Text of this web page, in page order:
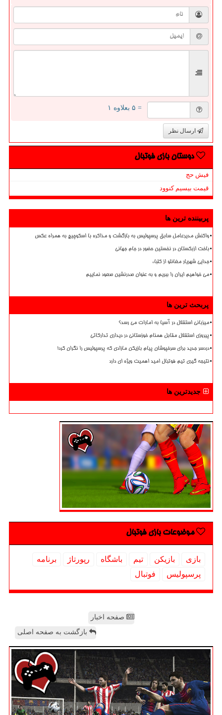
= ۵ بعلاوه ۱
ارسال نظر
دوستان بازی فوتبال
فیش حج
قیمت بیسیم کنوود
پربیننده ترین ها
واکنش مدیرعامل سابق پرسپولیس به بازگشت و مذاکره با اسکوچیچ به همراه عکس
باخت ازبکستان در نخستین حضور در جام جهانی
جدایی شهریار مغانلو از کلباء
می خواهیم ایران را ببریم و به عنوان صدرنشین صعود نماییم
پربحث ترین ها
میزبانی استقلال در آسیا به امارات می رسد؟
پیروزی استقلال مقابل همنام خوزستانی در دیداری تدارکاتی
دردسر جدید برای سرخپوشان پیام بازیکن مازادی که پرسپولیس را نگران کرد!
نتیجه گیری تیم فوتبال امید اهمیت ویژه ای دارد
جدیدترین ها
موضوعات بازی فوتبال
بازی بازیكن تیم باشگاه رپورتاژ
برنامه
پرسپولیس
فوتبال
صفحه اخبار
بازگشت به صفحه اصلی